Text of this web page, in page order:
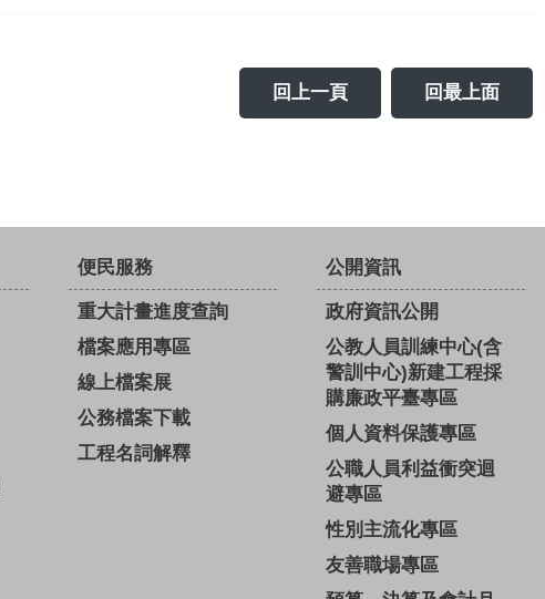
回上一頁 回最上面
便民服務
重大計畫進度查詢
檔案應用專區
線上檔案展
公務檔案下載
工程名詞解釋
公開資訊
政府資訊公開
公教人員訓練中心(含
警訓中心)新建工程採
購廉政平臺專區
個人資料保護專區
公職人員利益衝突迴
避專區
性別主流化專區
友善職場專區